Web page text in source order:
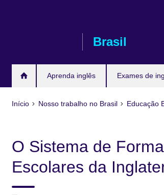
Brasil
Aprenda inglês Exames de
Início Nosso trabalho no Brasil Educação
O Sistema de
Escolares da